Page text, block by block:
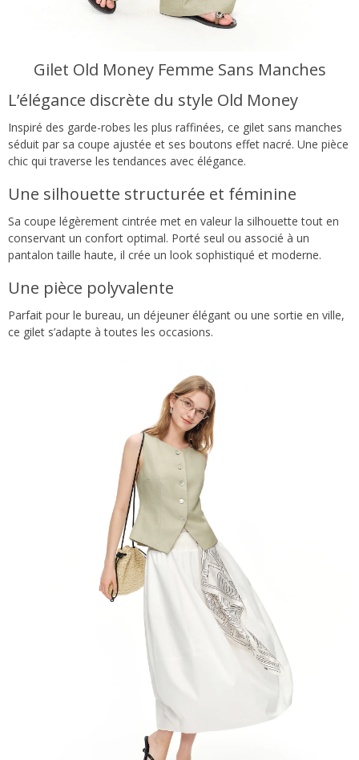
Gilet Old Money Femme Sans Manches
L’élégance discrète du style Old Money
Inspiré des garde-robes les plus raffinées, ce gilet sans manches
séduit par sa coupe ajustée et ses boutons effet nacré. Une pièce
chic qui traverse les tendances avec élégance.
Une silhouette structurée et féminine
Sa coupe légèrement cintrée met en valeur la silhouette tout en
conservant un confort optimal. Porté seul ou associé à un
pantalon taille haute, il crée un look sophistiqué et moderne.
Une pièce polyvalente
Parfait pour le bureau, un déjeuner élégant ou une sortie en ville,
ce gilet s’adapte à toutes les occasions.